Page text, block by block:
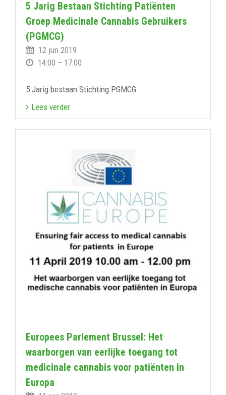
5 Jarig Bestaan Stichting Patiënten
Groep Medicinale Cannabis Gebruikers
(PGMCG)
12 jun 2019
14:00 – 17:00
5 Jarig bestaan Stichting PGMCG
Lees verder
Europees Parlement Brussel: Het
waarborgen van eerlijke toegang tot
medicinale cannabis voor patiënten in
Europa